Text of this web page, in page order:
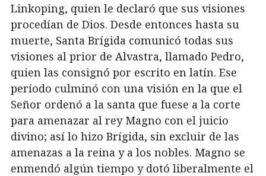
Linkoping, quien le declaró que sus visiones
procedían de Dios. Desde entonces hasta su
muerte, Santa Brígida comunicó todas sus
visiones al prior de Alvastra, llamado Pedro,
quien las consignó por escrito en latín. Ese
período culminó con una visión en la que el
Señor ordenó a la santa que fuese a la corte
para amenazar al rey Magno con el juicio
divino; así lo hizo Brígida, sin excluir de las
amenazas a la reina y a los nobles. Magno se
enmendó algún tiempo y dotó liberalmente el